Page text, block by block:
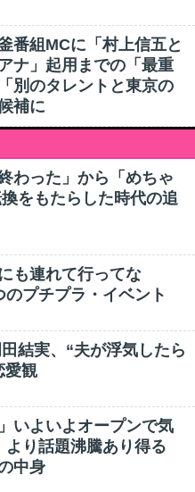
番組MCに「村上信五と
ナ」起用までの「最重
別のタレントと東京の
補に
わった」から「めちゃ
をもたらした時代の追
も連れて行ってな
プチプラ・イベント
結実、“夫が浮気したら
愛観
いよいよオープンで気
り話題沸騰あり得る
中身